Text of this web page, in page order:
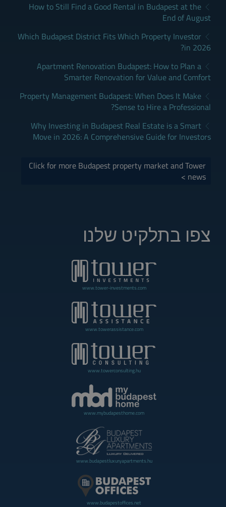
How to Still Find a Good Rental in Budapest at the
End of August
Which Budapest District Fits Which Property Investor
in 2026?
Apartment Renovation Budapest: How to Plan a
Smarter Renovation for Value and Comfort
Property Management Budapest: When Does It Make
Sense to Hire a Professional?
Why Investing in Budapest Real Estate is a Smart
Move in 2026: A Comprehensive Guide for Investors
Click for more Budapest property market and Tower
news >
צפו בתלקיט שלנו
www.tower-investments.com
www.towerassistance.com
www.towerconsulting.hu
www.mybudapesthome.com
www.budapestluxuryapartments.hu
www.budapestoffices.net